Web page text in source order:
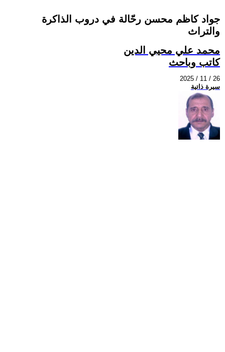
جواد كاظم محسن رحّالة في دروب الذاكرة
والتراث
محمد علي محيي الدين
كاتب وباحث
2025 / 11 / 26
سيرة ذاتية